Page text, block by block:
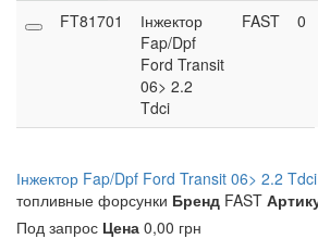
FT81701
Інжектор
Fap/Dpf
Ford Transit
06> 2.2
Tdci
FAST 0
Інжектор Fap/Dpf Ford Transit 06> 2.2 Tdci
топливные форсунки Бренд FAST
Под запрос Цена 0,00 грн